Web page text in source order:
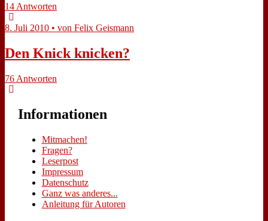
14 Antworten
8. Juli 2010 • von Felix Geismann
Den Knick knicken?
76 Antworten
In­for­ma­tio­nen
Mit­ma­chen!
Fra­gen?
Le­ser­post
Im­pres­sum
Da­ten­schutz
Ganz was an­de­res...
An­lei­tung für Au­toren